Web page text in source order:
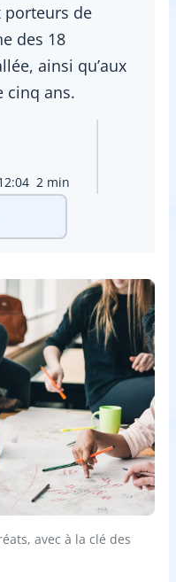
porteurs de
des 18
ainsi qu’aux
cinq ans.
2 min
avec à la clé des